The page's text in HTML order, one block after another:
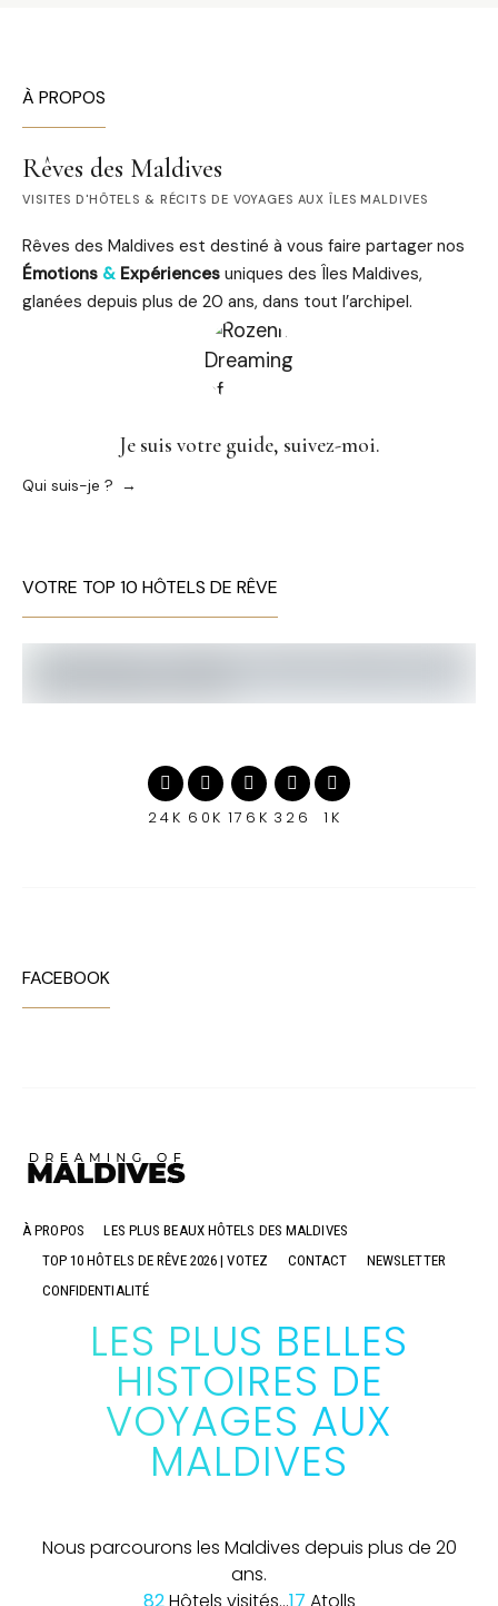
À PROPOS
Rêves des Maldives
VISITES D'HÔTELS & RÉCITS DE VOYAGES AUX ÎLES MALDIVES
Rêves des Maldives est destiné à vous faire partager nos
Émotions & Expériences uniques des Îles Maldives,
glanées depuis plus de 20 ans, dans tout l’archipel.
Je suis votre guide, suivez-moi.
Qui suis-je ?
VOTRE TOP 10 HÔTELS DE RÊVE
24K 60K 176K 326 1K
FACEBOOK
À PROPOS
LES PLUS BEAUX HÔTELS DES MALDIVES
TOP 10 HÔTELS DE RÊVE 2026 | VOTEZ
CONTACT
NEWSLETTER
CONFIDENTIALITÉ
LES PLUS BELLES
HISTOIRES DE
VOYAGES AUX
MALDIVES
Nous parcourons les Maldives depuis plus de 20
ans.